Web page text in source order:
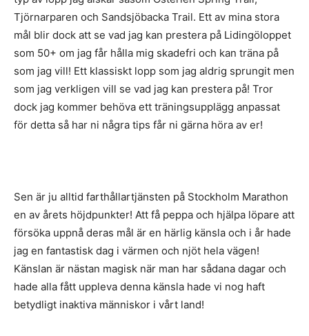
Tjörnarparen och Sandsjöbacka Trail. Ett av mina stora
mål blir dock att se vad jag kan prestera på Lidingöloppet
som 50+ om jag får hålla mig skadefri och kan träna på
som jag vill! Ett klassiskt lopp som jag aldrig sprungit men
som jag verkligen vill se vad jag kan prestera på! Tror
dock jag kommer behöva ett träningsupplägg anpassat
för detta så har ni några tips får ni gärna höra av er!
Sen är ju alltid farthållartjänsten på Stockholm Marathon
en av årets höjdpunkter! Att få peppa och hjälpa löpare att
försöka uppnå deras mål är en härlig känsla och i år hade
jag en fantastisk dag i värmen och njöt hela vägen!
Känslan är nästan magisk när man har sådana dagar och
hade alla fått uppleva denna känsla hade vi nog haft
betydligt inaktiva människor i vårt land!